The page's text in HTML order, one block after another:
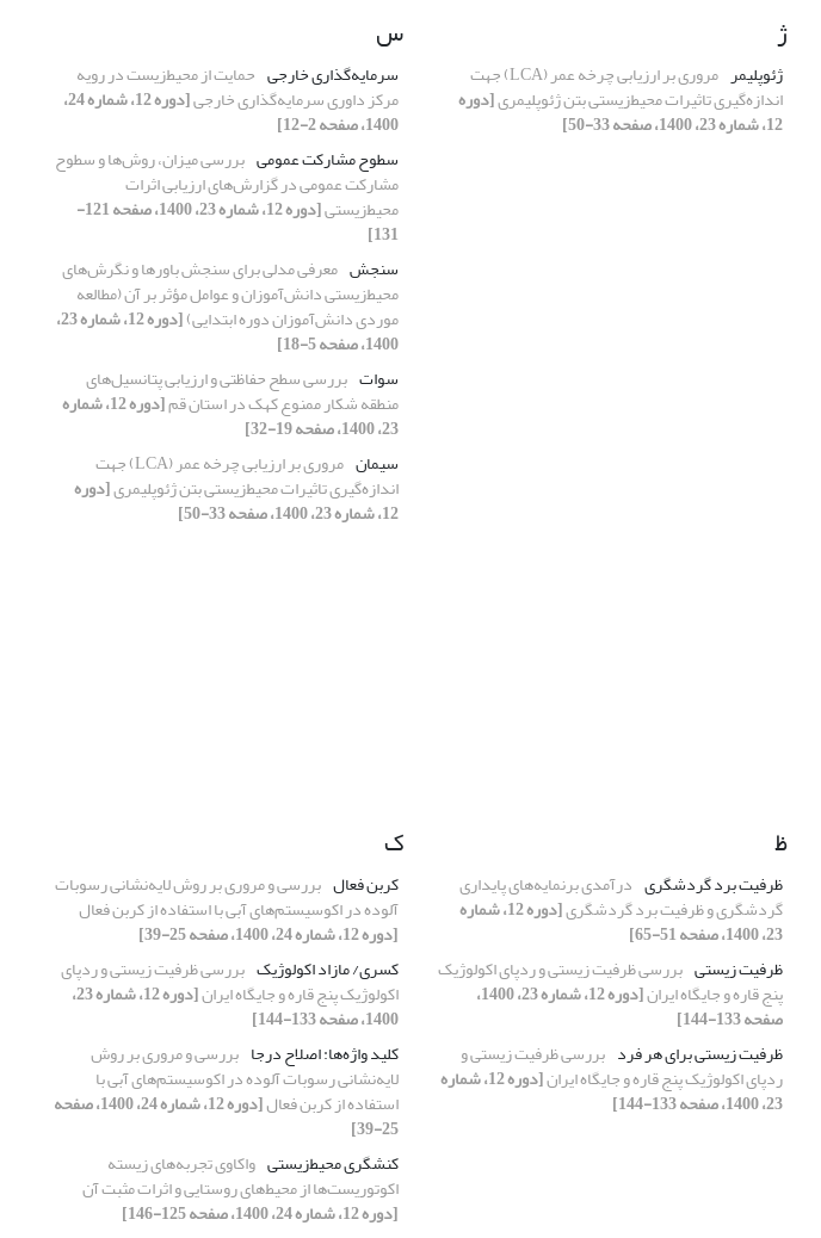
ژ
ژئوپلیمر مروری بر ارزیابی چرخه عمر (LCA) جهت
اندازه‌گیری تاثیرات محیط‌زیستی بتن ژئوپلیمری[دوره
12، شماره 23، 1400، صفحه 33-50]
س
سرمایه‌گذاری خارجی حمایت از ‌محیط‌زیست در رویه
مرکز داوری سرمایه‌گذاری خارجی [دوره 12، شماره 24،
1400، صفحه 2-12]
سطوح مشارکت‌ عمومی بررسی میزان، روش‌ها و سطوح
مشارکت عمومی در گزارش‌های ارزیابی اثرات
محیط‌زیستی [دوره 12، شماره 23، 1400، صفحه 121-
131]
سنجش معرفی مدلی برای سنجش باورها و نگرش‌های
محیط‌زیستی دانش‌آموزان و عوامل مؤثر بر آن (مطالعه
موردی دانش‌آموزان دوره ابتدایی) [دوره 12، شماره 23،
1400، صفحه 5-18]
سوات بررسی سطح حفاظتی و ارزیابی پتانسیل‌های
منطقه شکار ممنوع کهک در استان قم [دوره 12، شماره
23، 1400، صفحه 19-32]
سیمان
مروری بر ارزیابی چرخه عمر (LCA) جهت
اندازه‌گیری تاثیرات محیط‌زیستی بتن ژئوپلیمری[دوره
12، شماره 23، 1400، صفحه 33-50]
ظ
ظرفیت برد گردشگری درآمدی برنمایه‌‌های پایداری
گردشگری و ظرفیت برد گردشگری [دوره 12، شماره
23، 1400، صفحه 51-65]
ظرفیت زیستی بررسی ظرفیت زیستی و ردپای اکولوژیک
پنج قاره و جایگاه ایران [دوره 12، شماره 23، 1400،
صفحه 133-144]
ظرفیت زیستی برای هر فرد بررسی ظرفیت زیستی و
ردپای اکولوژیک پنج قاره و جایگاه ایران [دوره 12، شماره
23، 1400، صفحه 133-144]
ک
کربن فعال بررسی و مروری بر روش لایه‌نشانی رسوبات
آلوده در اکوسیستم‌های آبی با استفاده از کربن فعال
[دوره 12، شماره 24، 1400، صفحه 25-39]
کسری/ مازاد اکولوژیک بررسی ظرفیت زیستی و ردپای
اکولوژیک پنج قاره و جایگاه ایران [دوره 12، شماره 23،
1400، صفحه 133-144]
کلید واژه‌ها: اصلاح درجا بررسی و مروری بر روش
لایه‌نشانی رسوبات آلوده در اکوسیستم‌های آبی با
استفاده از کربن فعال [دوره 12، شماره 24، 1400، صفحه
25-39]
کنشگری محیط‌زیستی واکاوی تجربه‌های زیسته
اکوتوریست‌‌ها از محیط‌های روستایی و اثرات مثبت آن
[دوره 12، شماره 24، 1400، صفحه 125-146]